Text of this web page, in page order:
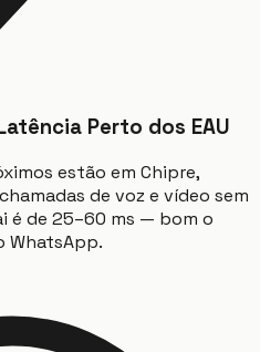
Perto dos EAU
estão em Chipre,
de voz e vídeo sem
é de 25–60 ms — bom o
WhatsApp.